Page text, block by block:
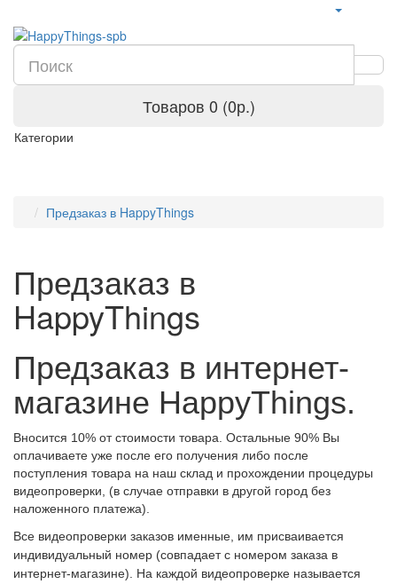
Товаров 0 (0р.)
Категории
Предзаказ в HappyThings
Предзаказ в
HappyThings
Предзаказ в интернет-
магазине HappyThings.
Вносится 10% от стоимости товара. Остальные 90% Вы
оплачиваете уже после его получения либо после
поступления товара на наш склад и прохождении процедуры
видеопроверки, (в случае отправки в другой город без
наложенного платежа).
Все видеопроверки заказов именные, им присваивается
индивидуальный номер (совпадает с номером заказа в
интернет-магазине). На каждой видеопроверке называется